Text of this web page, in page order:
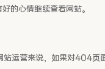
的心情继续查看网站。
站运营来说，如果对404页